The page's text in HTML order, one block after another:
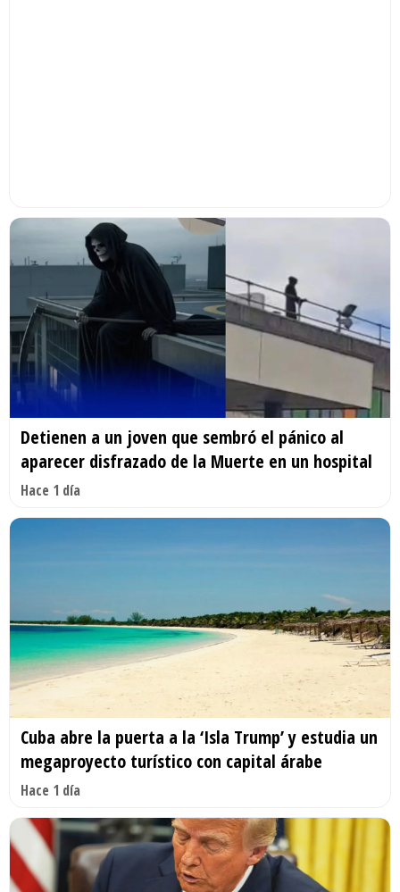
Detienen a un joven que sembró el pánico al
aparecer disfrazado de la Muerte en un hospital
Hace 1 día
Cuba abre la puerta a la ‘Isla Trump’ y estudia un
megaproyecto turístico con capital árabe
Hace 1 día